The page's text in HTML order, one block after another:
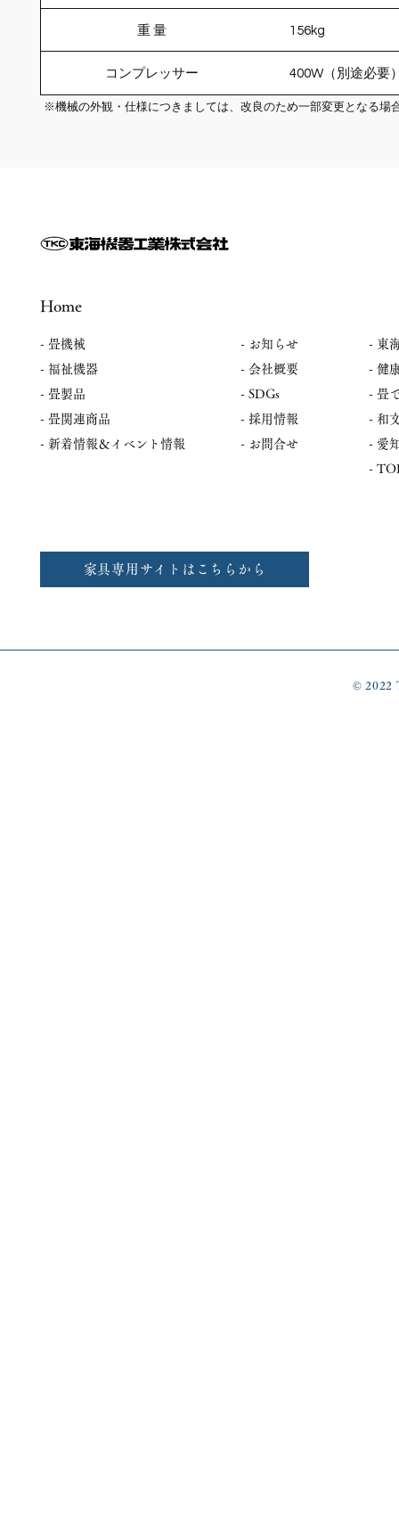
重 量 156kg
コンプレッサー 400W（別途必要
※機械の外観・仕様につきましては、改良のため一部変更となる
Home
- 畳機械
- 福祉機器
- 畳製品
- 畳関連商品
​- 新着情報＆イベント情報
- お知らせ
- 会社概要
- SDGs
- 採用情報
- お問合せ
- 東
- 健
- 畳
​- 和
​- 愛
​-
家具専用サイトはこちらから
© 2022